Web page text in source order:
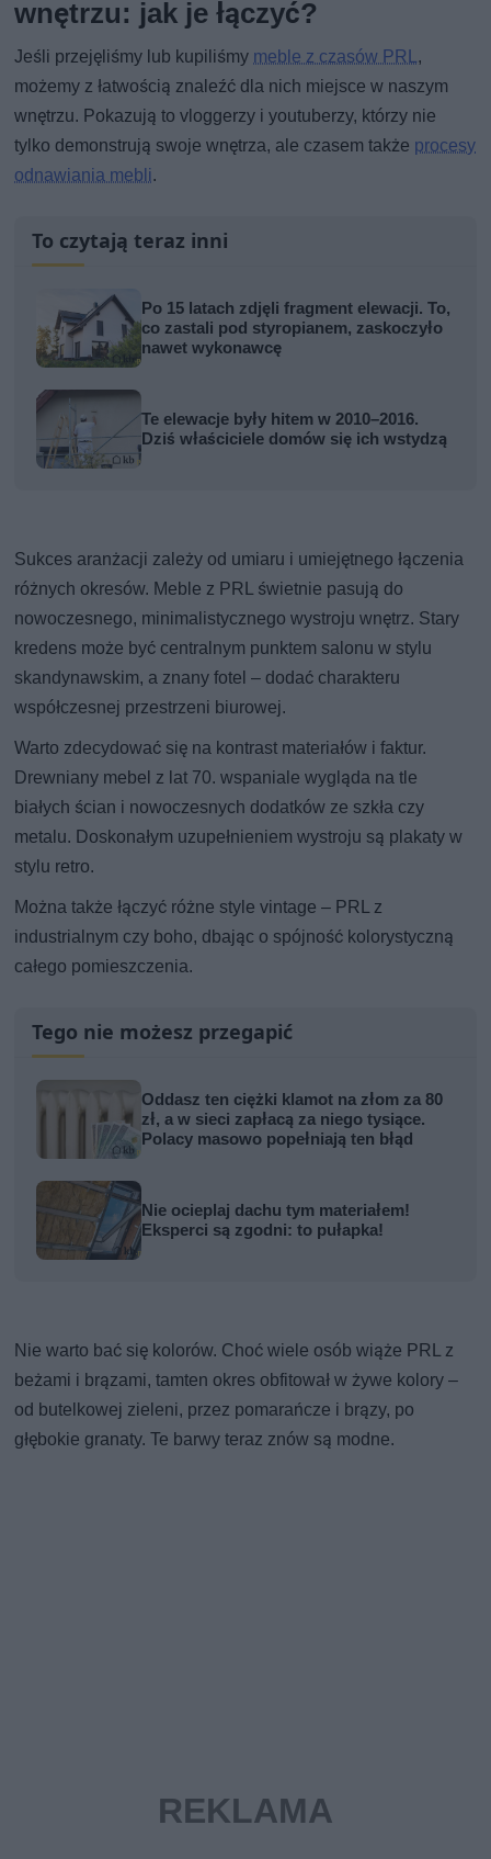
wnętrzu: jak je łączyć?
Jeśli przejęliśmy lub kupiliśmy meble z czasów PRL ,
możemy z łatwością znaleźć dla nich miejsce w naszym
wnętrzu. Pokazują to vloggerzy i youtuberzy, którzy nie
tylko demonstrują swoje wnętrza, ale czasem także procesy
odnawiania mebli.
To czytają teraz inni
Po 15 latach zdjęli fragment elewacji. To,
co zastali pod styropianem, zaskoczyło
nawet wykonawcę
Te elewacje były hitem w 2010–2016.
Dziś właściciele domów się ich wstydzą
Sukces aranżacji zależy od umiaru i umiejętnego łączenia
różnych okresów. Meble z PRL świetnie pasują do
nowoczesnego, minimalistycznego wystroju wnętrz. Stary
kredens może być centralnym punktem salonu w stylu
skandynawskim, a znany fotel – dodać charakteru
współczesnej przestrzeni biurowej.
Warto zdecydować się na kontrast materiałów i faktur.
Drewniany mebel z lat 70. wspaniale wygląda na tle
białych ścian i nowoczesnych dodatków ze szkła czy
metalu. Doskonałym uzupełnieniem wystroju są plakaty w
stylu retro.
Można także łączyć różne style vintage – PRL z
industrialnym czy boho, dbając o spójność kolorystyczną
całego pomieszczenia.
Tego nie możesz przegapić
Oddasz ten ciężki klamot na złom za 80
zł, a w sieci zapłacą za niego tysiące.
Polacy masowo popełniają ten błąd
Nie ocieplaj dachu tym materiałem!
Eksperci są zgodni: to pułapka!
Nie warto bać się kolorów. Choć wiele osób wiąże PRL z
beżami i brązami, tamten okres obfitował w żywe kolory –
od butelkowej zieleni, przez pomarańcze i brązy, po
głębokie granaty. Te barwy teraz znów są modne.